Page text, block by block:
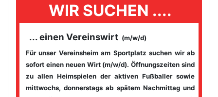
WIR SUCHEN ....
... einen Vereinswirt (m/w/d)
Für unser Vereinsheim am Sportplatz suchen wir ab
sofort einen neuen Wirt (m/w/d). Öffnungszeiten sind
zu allen Heimspielen der aktiven Fußballer sowie
mittwochs, donnerstags ab spätem Nachmittag und